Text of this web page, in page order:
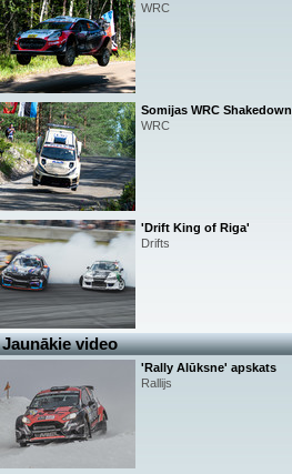
WRC
Somijas WRC Shakedown
WRC
'Drift King of Riga'
Drifts
Jaunākie video
'Rally Alūksne' apskats
Rallijs